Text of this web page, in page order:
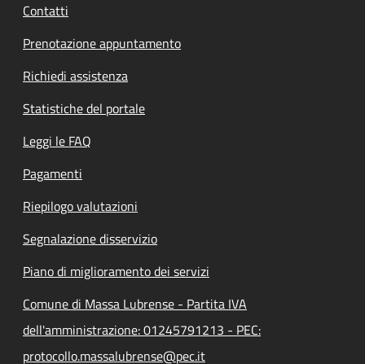
Contatti
Prenotazione appuntamento
Richiedi assistenza
Statistiche del portale
Leggi le FAQ
Pagamenti
Riepilogo valutazioni
Segnalazione disservizio
Piano di miglioramento dei servizi
Comune di Massa Lubrense - Partita IVA
dell'amministrazione: 01245791213 - PEC:
protocollo.massalubrense@pec.it